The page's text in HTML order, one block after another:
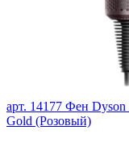
арт. 14177 Фен Dyson
Gold (Розовый)